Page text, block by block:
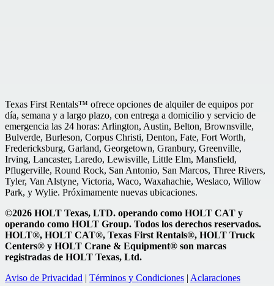
Texas First Rentals™ ofrece opciones de alquiler de equipos por
día, semana y a largo plazo, con entrega a domicilio y servicio de
emergencia las 24 horas: Arlington, Austin, Belton, Brownsville,
Bulverde, Burleson, Corpus Christi, Denton, Fate, Fort Worth,
Fredericksburg, Garland, Georgetown, Granbury, Greenville,
Irving, Lancaster, Laredo, Lewisville, Little Elm, Mansfield,
Pflugerville, Round Rock, San Antonio, San Marcos, Three Rivers,
Tyler, Van Alstyne, Victoria, Waco, Waxahachie, Weslaco, Willow
Park, y Wylie. Próximamente nuevas ubicaciones.
©2026 HOLT Texas, LTD. operando como HOLT CAT y
operando como HOLT Group. Todos los derechos reservados.
HOLT®, HOLT CAT®, Texas First Rentals®, HOLT Truck
Centers® y HOLT Crane & Equipment® son marcas
registradas de HOLT Texas, Ltd.
Aviso de Privacidad | Términos y Condiciones | Aclaraciones